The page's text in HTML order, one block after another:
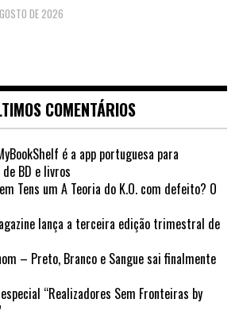
DE 2026
COMENTÁRIOS
é a app portuguesa para
BD e livros
em Tens um A Teoria do K.O. com defeito? O
lança a terceira edição trimestral de
– Preto, Branco e Sangue sai finalmente
“Realizadores Sem Fronteiras by